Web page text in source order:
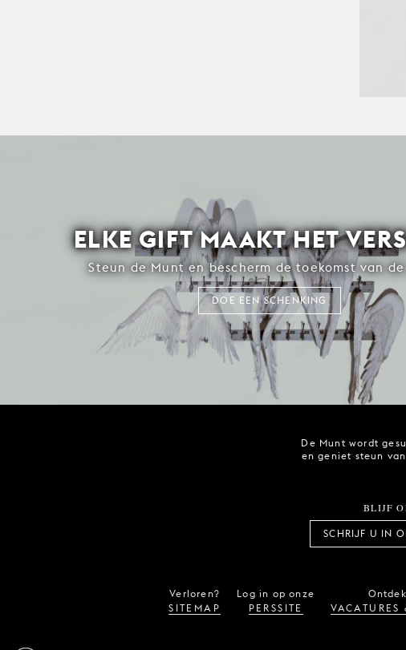
ELKE GIFT MAAKT HET
Steun de Munt en bescherm de toekomst van
DOE EEN SCHENKING
De Munt wordt
en geniet steun
BLIJF
SCHRIJF U IN
Verloren?
SITEMAP
Log in op onze
PERSSITE
VACATURES